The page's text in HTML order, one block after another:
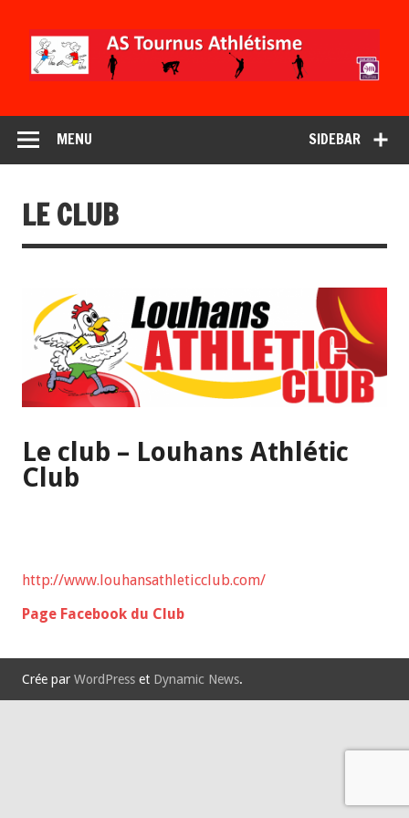
SIDEBAR
MENU
LE CLUB
Le club – Louhans Athlétic
Club
http://www.louhansathleticclub.com/
Page Facebook du Club
Crée par WordPress et Dynamic News.